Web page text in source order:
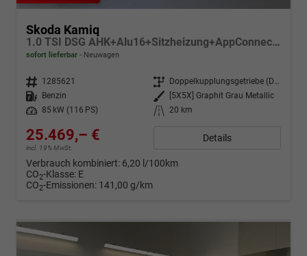
Skoda Kamiq
1.0 TSI DSG AHK+Alu16+Sitzheizung+AppConnect+GV5+LED+Nebel+Klima
sofort lieferbar Neuwagen
Fahrzeugnr. 1285621 Getriebe
Doppelkupplungsgetriebe (DSG)
Kraftstoff
Benzin Außenfarbe
[5X5X] Graphit Grau Metallic
Leistung
85 kW (116 PS) Kilometerstand 20 km
25.469,– €
incl. 19% MwSt.
Details
Verbrauch kombiniert: 6,20 l/100km
CO2-Klasse: E
CO2-Emissionen: 141,00 g/km